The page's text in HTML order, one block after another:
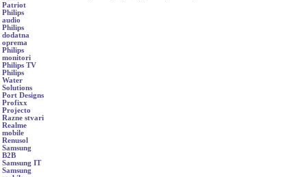
Patriot
Philips
audio
Philips
dodatna
oprema
Philips
monitori
Philips TV
Philips
Water
Solutions
Port Designs
Profixx
Projecto
Razne stvari
Realme
mobile
Renusol
Samsung
B2B
Samsung IT
Samsung